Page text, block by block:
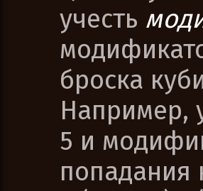
учесть
броска
Например,
5 и
попадания